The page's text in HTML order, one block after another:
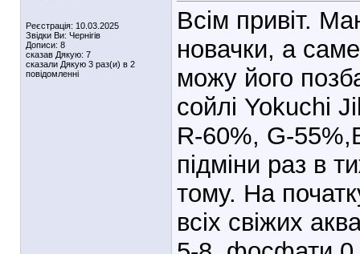
Реєстрація: 10.03.2025
Звідки Ви: Чернігів
Дописи: 8
сказав Дякую: 7
сказали Дякую 3 раз(и) в 2
повідомленні
Всім привіт.
новачки, а
можу його
сойлі Yokuchi
R-60%, G-
підміни раз в
тому. На
всіх свіжих